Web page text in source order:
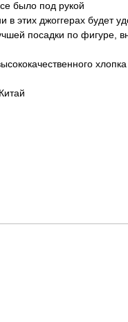
было под рукой
в этих джоггерах будет
посадки по фигуре,